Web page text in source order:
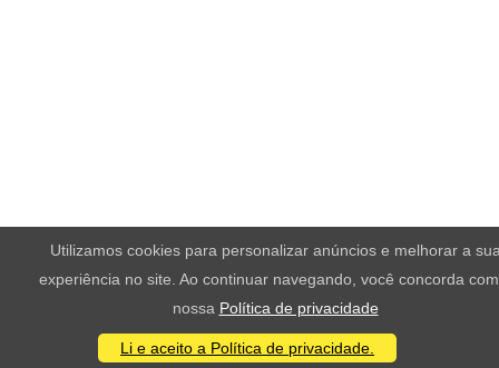
Utilizamos cookies para personalizar anúncios e melhorar a
experiência no site. Ao continuar navegando, você concorda
nossa Política de privacidade
Li e aceito a Política de privacidade.